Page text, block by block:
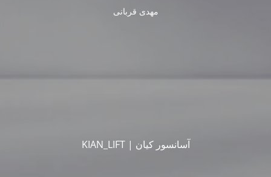
مهدی قربانی
آسانسور کیان | KIAN_LIFT